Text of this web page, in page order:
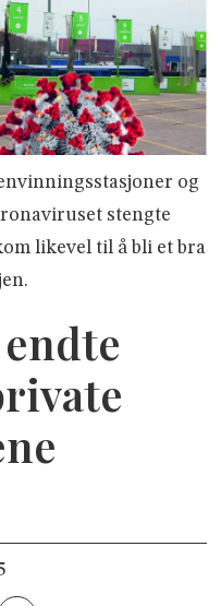
og
stengte
likevel til å bli et bra